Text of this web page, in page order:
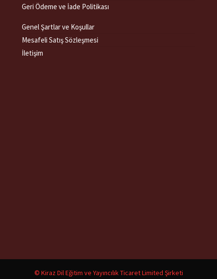
Geri Ödeme ve İade Politikası
Genel Şartlar ve Koşullar
Mesafeli Satış Sözleşmesi
İletişim
© Kiraz Dil Eğitim ve Yayıncılık Ticaret Limited Şirketi